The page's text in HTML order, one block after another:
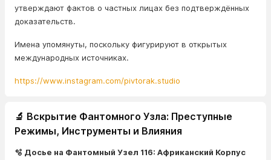
утверждают фактов о частных лицах без подтверждённых
доказательств.
Имена упомянуты, поскольку фигурируют в открытых
международных источниках.
https://www.instagram.com/pivtorak.studio
🔬 Вскрытие Фантомного Узла: Преступные
Режимы, Инструменты и Влияния
🫧 Досье на Фантомный Узел 116: Африканский Корпус